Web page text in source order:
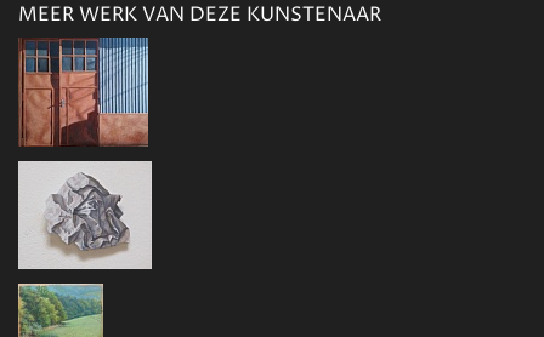
MEER WERK VAN DEZE KUNSTENAAR